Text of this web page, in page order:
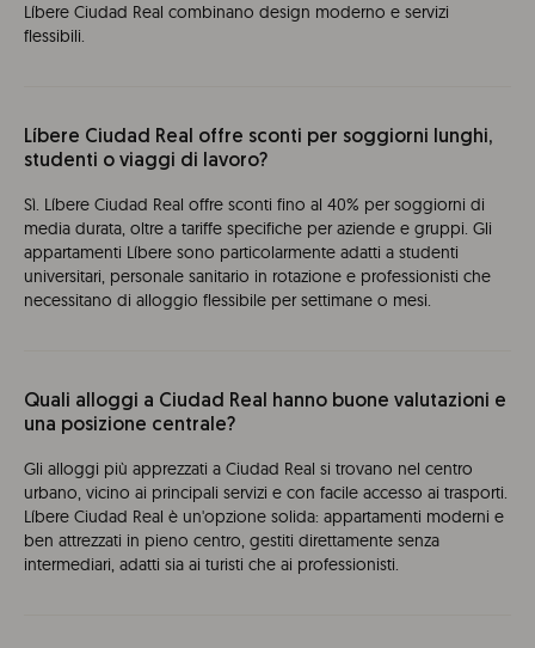
Líbere Ciudad Real combinano design moderno e servizi
flessibili.
Líbere Ciudad Real offre sconti per soggiorni lunghi,
studenti o viaggi di lavoro?
Sì. Líbere Ciudad Real offre sconti fino al 40% per soggiorni di
media durata, oltre a tariffe specifiche per aziende e gruppi. Gli
appartamenti Líbere sono particolarmente adatti a studenti
universitari, personale sanitario in rotazione e professionisti che
necessitano di alloggio flessibile per settimane o mesi.
Quali alloggi a Ciudad Real hanno buone valutazioni e
una posizione centrale?
Gli alloggi più apprezzati a Ciudad Real si trovano nel centro
urbano, vicino ai principali servizi e con facile accesso ai trasporti.
Líbere Ciudad Real è un'opzione solida: appartamenti moderni e
ben attrezzati in pieno centro, gestiti direttamente senza
intermediari, adatti sia ai turisti che ai professionisti.